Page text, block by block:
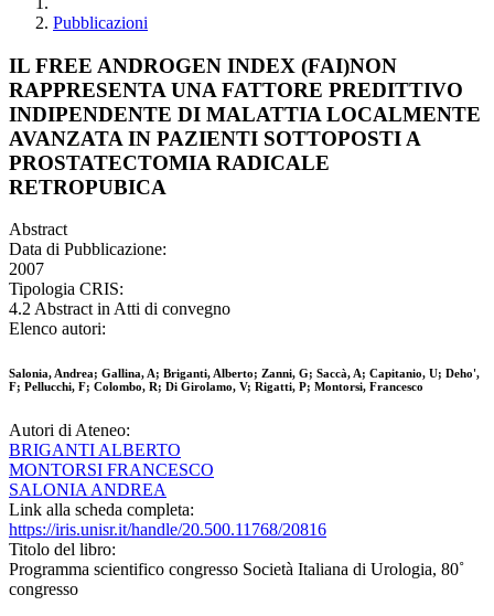
Pubblicazioni
IL FREE ANDROGEN INDEX (FAI)NON
RAPPRESENTA UNA FATTORE PREDITTIVO
INDIPENDENTE DI MALATTIA LOCALMENTE
AVANZATA IN PAZIENTI SOTTOPOSTI A
PROSTATECTOMIA RADICALE
RETROPUBICA
Abstract
Data di Pubblicazione:
2007
Tipologia CRIS:
4.2 Abstract in Atti di convegno
Elenco autori:
Salonia, Andrea; Gallina, A; Briganti, Alberto; Zanni, G; Saccà, A; Capitanio, U; Deho',
F; Pellucchi, F; Colombo, R; Di Girolamo, V; Rigatti, P; Montorsi, Francesco
Autori di Ateneo:
BRIGANTI ALBERTO
MONTORSI FRANCESCO
SALONIA ANDREA
Link alla scheda completa:
https://iris.unisr.it/handle/20.500.11768/20816
Titolo del libro:
Programma scientifico congresso Società Italiana di Urologia, 80˚
congresso